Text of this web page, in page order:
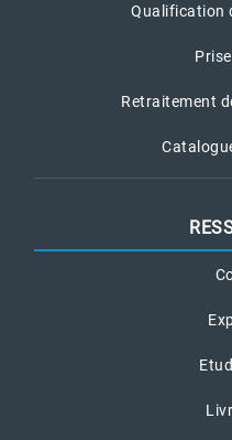
Qualification
Retraitement